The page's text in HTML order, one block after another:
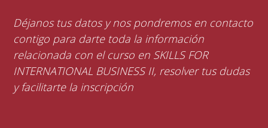
Déjanos tus datos y nos pondremos en contacto
contigo para darte toda la información
relacionada con el curso en SKILLS FOR
INTERNATIONAL BUSINESS II, resolver tus dudas
y facilitarte la inscripción